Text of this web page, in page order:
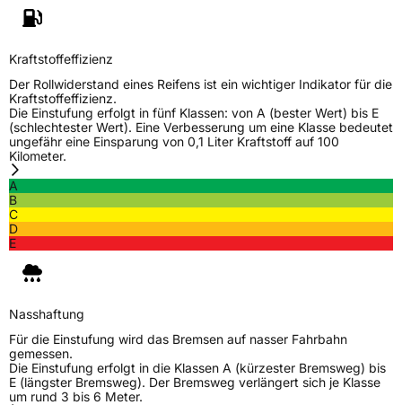
Kraftstoffeffizienz
Der Rollwiderstand eines Reifens ist ein wichtiger Indikator für die
Kraftstoffeffizienz.
Die Einstufung erfolgt in fünf Klassen: von A (bester Wert) bis E
(schlechtester Wert). Eine Verbesserung um eine Klasse bedeutet
ungefähr eine Einsparung von 0,1 Liter Kraftstoff auf 100
Kilometer.
A
B
C
D
E
Nasshaftung
Für die Einstufung wird das Bremsen auf nasser Fahrbahn
gemessen.
Die Einstufung erfolgt in die Klassen A (kürzester Bremsweg) bis
E (längster Bremsweg). Der Bremsweg verlängert sich je Klasse
um rund 3 bis 6 Meter.